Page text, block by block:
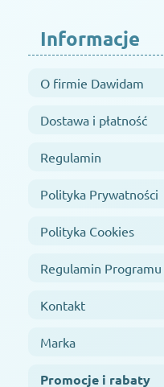
Informacje
O firmie Dawidam
Dostawa i płatność
Regulamin
Polityka Prywatności
Polityka Cookies
Regulamin
Kontakt
Marka
Promocje i rabaty